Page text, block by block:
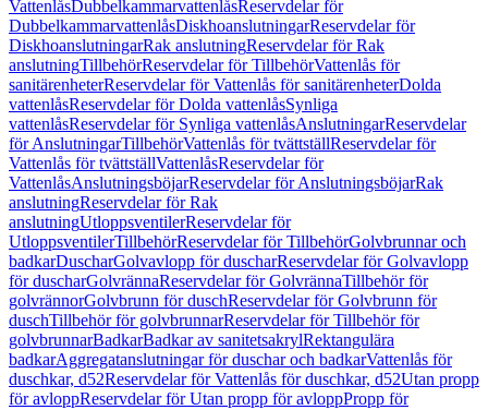
VattenlåsDubbelkammarvattenlåsReservdelar för
DubbelkammarvattenlåsDiskhoanslutningarReservdelar för
DiskhoanslutningarRak anslutningReservdelar för Rak
anslutningTillbehörReservdelar för TillbehörVattenlås för
sanitärenheterReservdelar för Vattenlås för sanitärenheterDolda
vattenlåsReservdelar för Dolda vattenlåsSynliga
vattenlåsReservdelar för Synliga vattenlåsAnslutningarReservdelar
för AnslutningarTillbehörVattenlås för tvättställReservdelar för
Vattenlås för tvättställVattenlåsReservdelar för
VattenlåsAnslutningsböjarReservdelar för AnslutningsböjarRak
anslutningReservdelar för Rak
anslutningUtloppsventilerReservdelar för
UtloppsventilerTillbehörReservdelar för TillbehörGolvbrunnar och
badkarDuscharGolvavlopp för duscharReservdelar för Golvavlopp
för duscharGolvrännaReservdelar för GolvrännaTillbehör för
golvrännorGolvbrunn för duschReservdelar för Golvbrunn för
duschTillbehör för golvbrunnarReservdelar för Tillbehör för
golvbrunnarBadkarBadkar av sanitetsakrylRektangulära
badkarAggregatanslutningar för duschar och badkarVattenlås för
duschkar, d52Reservdelar för Vattenlås för duschkar, d52Utan propp
för avloppReservdelar för Utan propp för avloppPropp för